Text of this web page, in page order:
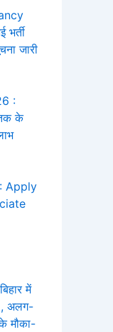
भर्ती
जारी
:
तक के
Apply
में
, अलग-
मौका-